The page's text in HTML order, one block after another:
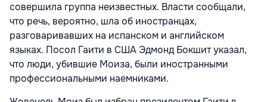
совершила группа неизвестных. Власти сообщали,
что речь, вероятно, шла об иностранцах,
разговаривавших на испанском и английском
языках. Посол Гаити в США Эдмонд Бокшит указал,
что люди, убившие Моиза, были иностранными
профессиональными наемниками.